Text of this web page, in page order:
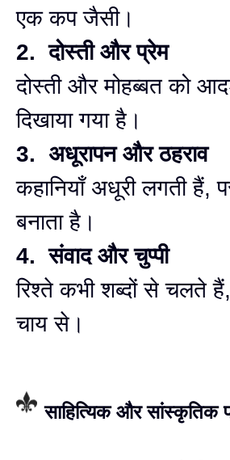
एक कप जैसी।
2. दोस्ती और प्रेम
दोस्ती और मोहब्बत को
दिखाया गया है।
3. अधूरापन और ठहराव
कहानियाँ अधूरी लगती हैं,
बनाता है।
4. संवाद और चुप्पी
रिश्ते कभी शब्दों से चलते
चाय से।
साहित्यिक और सांस्कृतिक